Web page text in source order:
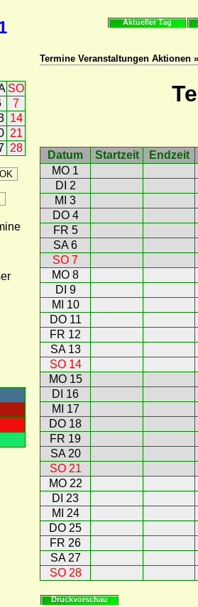
SO
7
14
21
28
Aktueller Tag
Termine Veranstaltungen Aktionen
Datum Startzeit
Endzeit
MO 1
DI 2
MI 3
DO 4
FR 5
SA 6
SO 7
MO 8
DI 9
MI 10
DO 11
FR 12
SA 13
SO 14
MO 15
DI 16
MI 17
DO 18
FR 19
SA 20
SO 21
MO 22
DI 23
MI 24
DO 25
FR 26
SA 27
SO 28
Druckvorschau